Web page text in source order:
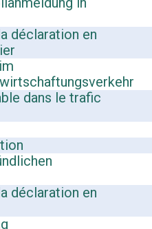
déclaration en
dans le trafic
déclaration en